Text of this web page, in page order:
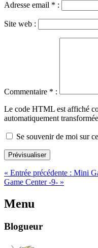
Adresse email * :
Site web :
Commentaire * :
Le code HTML est affiché
automatiquement
Se souvenir de moi sur
Prévisualiser
« Entrée précédente : Mini
Game Center -9- »
Menu
Blogueur